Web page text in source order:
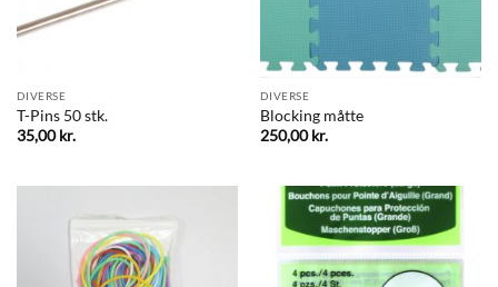
DIVERSE
T-Pins 50 stk.
35,00kr.
DIVERSE
Blocking måtte
250,00kr.